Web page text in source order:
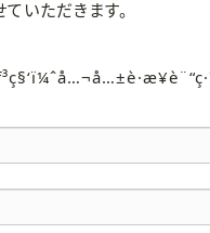
いただきます。